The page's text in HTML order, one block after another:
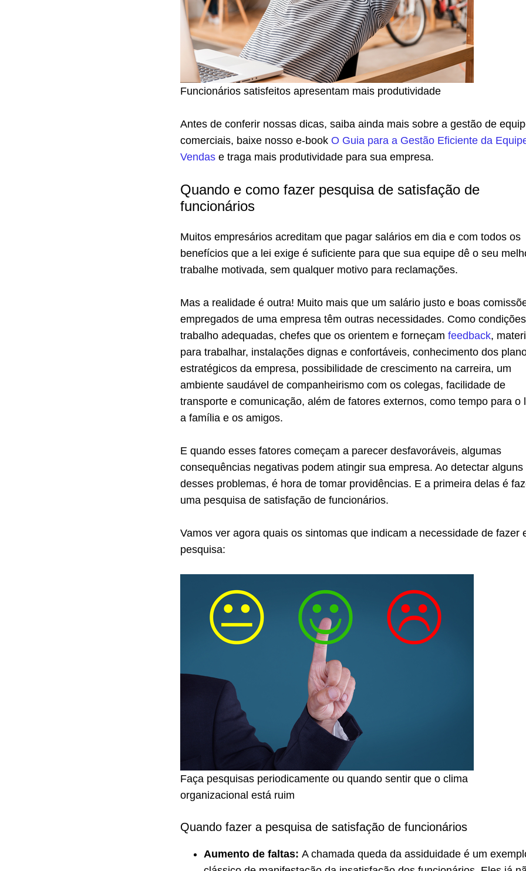
Funcionários satisfeitos apresentam mais produtividade
Antes de conferir nossas dicas, saiba ainda mais sobre a gestão de
comerciais, baixe nosso e-book O Guia para a Gestão Eficiente da
Vendas e traga mais produtividade para sua empresa.
Quando e como fazer pesquisa de satisfação de
funcionários
Muitos empresários acreditam que pagar salários em dia e com todos os
benefícios que a lei exige é suficiente para que sua equipe dê o seu
trabalhe motivada, sem qualquer motivo para reclamações.
Mas a realidade é outra! Muito mais que um salário justo e boas
empregados de uma empresa têm outras necessidades. Como
trabalho adequadas, chefes que os orientem e forneçam feedback,
para trabalhar, instalações dignas e confortáveis, conhecimento dos
estratégicos da empresa, possibilidade de crescimento na carreira, um
ambiente saudável de companheirismo com os colegas, facilidade de
transporte e comunicação, além de fatores externos, como tempo para o
a família e os amigos.
E quando esses fatores começam a parecer desfavoráveis, algumas
consequências negativas podem atingir sua empresa. Ao detectar alguns
desses problemas, é hora de tomar providências. E a primeira delas é
uma pesquisa de satisfação de funcionários.
Vamos ver agora quais os sintomas que indicam a necessidade de fazer
pesquisa:
Faça pesquisas periodicamente ou quando sentir que o clima
organizacional está ruim
Quando fazer a pesquisa de satisfação de funcionários
Aumento de faltas: A chamada queda da assiduidade é um